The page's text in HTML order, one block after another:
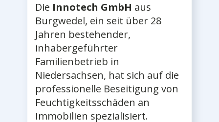
Die Innotech GmbH aus
Burgwedel, ein seit über 28
Jahren bestehender,
inhabergeführter
Familienbetrieb in
Niedersachsen, hat sich auf die
professionelle Beseitigung von
Feuchtigkeitsschäden an
Immobilien spezialisiert.